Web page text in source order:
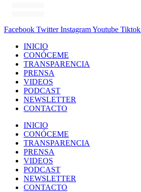
Facebook Twitter InstagramYoutube Tiktok
INICIO
CONÓCEME
TRANSPARENCIA
PRENSA
VIDEOS
PODCAST
NEWSLETTER
CONTACTO
INICIO
CONÓCEME
TRANSPARENCIA
PRENSA
VIDEOS
PODCAST
NEWSLETTER
CONTACTO